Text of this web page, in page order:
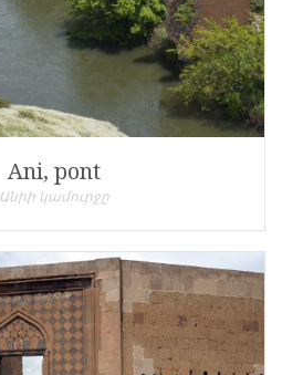
Ani, pont
Անիի կամուրջը